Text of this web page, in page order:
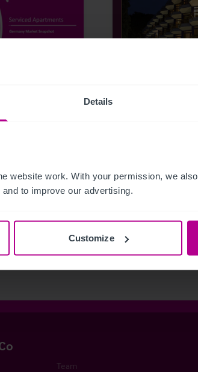
Details
website work. With your permission, we
to improve our advertising.
Customize
Schweiz
Team